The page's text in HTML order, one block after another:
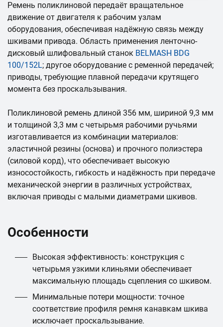
Ремень поликлиновой передаёт вращательное
движение от двигателя к рабочим узлам
оборудования, обеспечивая надёжную связь между
шкивами привода. Область применения ленточно-
дисковый шлифовальный станок BELMASH BDG
100/152L; другое оборудование с ременной передачей;
приводы, требующие плавной передачи крутящего
момента без проскальзывания.
Поликлиновой ремень длиной 356 мм, шириной 9,3 мм
и толщиной 3,3 мм с четырьмя рабочими ручьями
изготавливается из комбинации материалов:
эластичной резины (основа) и прочного полиэстера
(силовой корд), что обеспечивает высокую
износостойкость, гибкость и надёжность при передаче
механической энергии в различных устройствах,
включая приводы с малыми диаметрами шкивов.
Особенности
Высокая эффективность: конструкция с
четырьмя узкими клиньями обеспечивает
максимальную площадь сцепления со шкивом.
Минимальные потери мощности: точное
соответствие профиля ремня канавкам шкива
исключает проскальзывание.